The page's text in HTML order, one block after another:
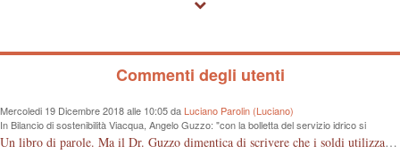
Commenti degli utenti
Mercoledi 19 Dicembre 2018 alle 10:05 da Luciano Parolin (Luciano)
In Bilancio di sostenibilità Viacqua, Angelo Guzzo: "con la bolletta del servizio idrico si
proteggono i fiumi dall'inquinamento"
Un libro di parole. Ma il Dr. Guzzo dimentica di scrivere che i soldi utilizzati sono quelli dei cittadini, in questo caso consumatori, che pagano tutto dalla fognatura, alle sedi "ergonomiche", all'IVA. Almeno un grazie ai contribuenti Vicentini!